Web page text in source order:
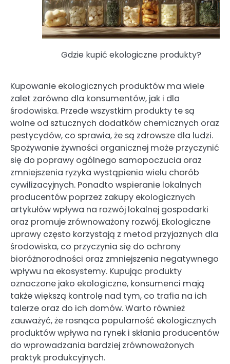
Gdzie kupić ekologiczne produkty?
Kupowanie ekologicznych produktów ma wiele
zalet zarówno dla konsumentów, jak i dla
środowiska. Przede wszystkim produkty te są
wolne od sztucznych dodatków chemicznych oraz
pestycydów, co sprawia, że są zdrowsze dla ludzi.
Spożywanie żywności organicznej może przyczynić
się do poprawy ogólnego samopoczucia oraz
zmniejszenia ryzyka wystąpienia wielu chorób
cywilizacyjnych. Ponadto wspieranie lokalnych
producentów poprzez zakupy ekologicznych
artykułów wpływa na rozwój lokalnej gospodarki
oraz promuje zrównoważony rozwój. Ekologiczne
uprawy często korzystają z metod przyjaznych dla
środowiska, co przyczynia się do ochrony
bioróżnorodności oraz zmniejszenia negatywnego
wpływu na ekosystemy. Kupując produkty
oznaczone jako ekologiczne, konsumenci mają
także większą kontrolę nad tym, co trafia na ich
talerze oraz do ich domów. Warto również
zauważyć, że rosnąca popularność ekologicznych
produktów wpływa na rynek i skłania producentów
do wprowadzania bardziej zrównoważonych
praktyk produkcyjnych.